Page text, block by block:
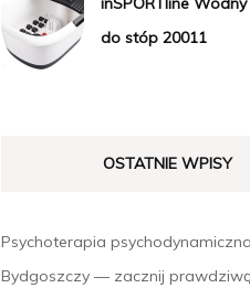
do stóp 20011
OSTATNIE WPISY
Psychoterapia
Bydgoszczy — zacznij